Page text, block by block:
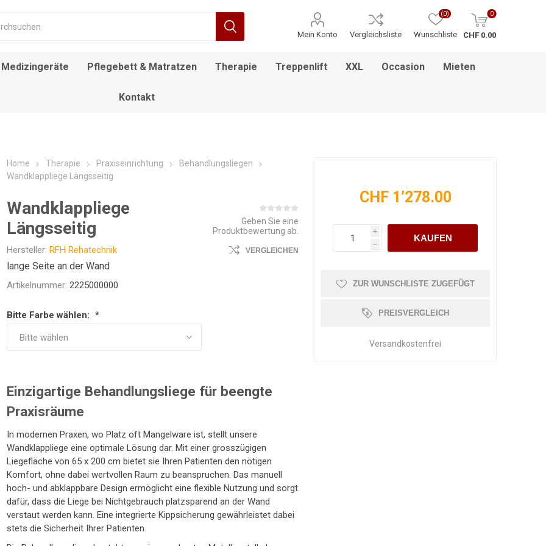
Mein Konto Vergleichsliste Wunschliste
(0) 0
CHF 0.00
SCHUHE / SOCKEN /
TOILETTENSITZERHÖHUNG
ELEKTROMOBIL ROLLATOR ZUBEHÖR GEHWAGEN
Medizingeräte Pflegebett & Matratzen Therapie
LAGERUNGSHILFEN SCHMERZTHERAPIE PATIENTENTRANSFER
Treppenlift XXL Occasion Mieten
Kontakt
Home Therapie Praxiseinrichtung
Behandlungsliegen
Wandklappliege Längsseitig
Wandklappliege
Längsseitig
Hersteller: RFH Rehatechnik
Geben Sie eine
Produktbewertung ab.
VERGLEICHEN
lange Seite an der Wand
Artikelnummer: 2225000000
Bitte Farbe wählen: *
Einzigartige Behandlungsliege für beengte
Praxisräume
In modernen Praxen, wo Platz oft Mangelware ist, stellt unsere
Wandklappliege eine optimale Lösung dar. Mit einer grosszügigen
Liegefläche von 65 x 200 cm bietet sie Ihren Patienten den nötigen
Komfort, ohne dabei wertvollen Raum zu beanspruchen. Das manuell
hoch- und abklappbare Design ermöglicht eine flexible Nutzung und sorgt
dafür, dass die Liege bei Nichtgebrauch platzsparend an der Wand
verstaut werden kann. Eine integrierte Kippsicherung gewährleistet dabei
stets die Sicherheit Ihrer Patienten.
CHF 1’278.00
i
h
KAUFEN
ZUR WUNSCHLISTE ZUGEFÜGT
PREISVERGLEICH
Versandkostenfrei